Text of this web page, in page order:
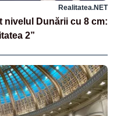
Realitatea.NET
nivelul Dunării cu 8 cm:
2”